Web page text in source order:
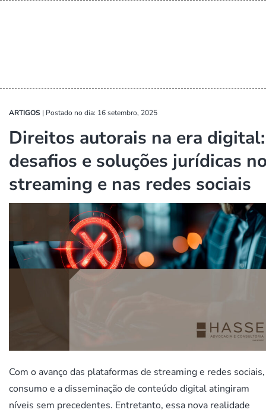
ARTIGOS | Postado no dia: 16 setembro, 2025
Direitos autorais na era digital:
desafios e soluções jurídicas
streaming e nas redes sociais
Com o avanço das plataformas de streaming e redes
consumo e a disseminação de conteúdo digital atingiram
níveis sem precedentes. Entretanto, essa nova realidade